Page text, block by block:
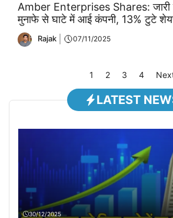
Amber Enterprises Shares: जारी
मुनाफे से घाटे में आई कंपनी, 13% टुटे
Rajak 07/11/2025
1 2 3 4
LATEST
30/12/2025